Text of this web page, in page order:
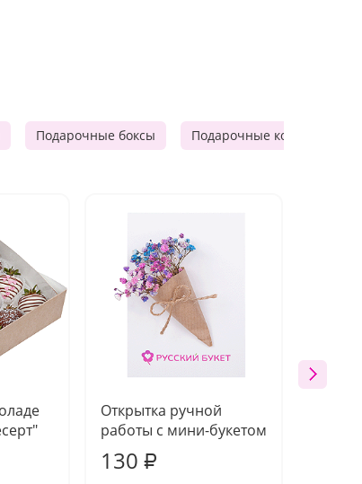
Подарочные боксы Подарочные корзины
Открытка ручной
работы с мини-букетом
130 ₽